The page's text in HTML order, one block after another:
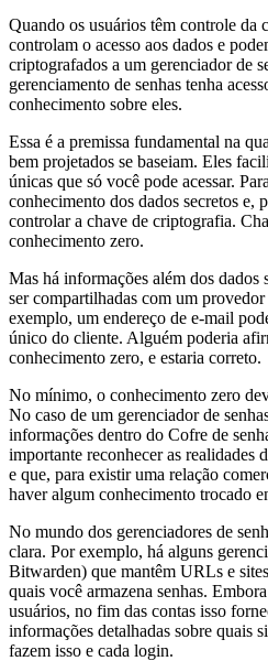
Quando os usuários têm controle da
controlam o acesso aos dados e
criptografados a um gerenciador de
gerenciamento de senhas tenha
conhecimento sobre eles.
Essa é a premissa fundamental na
bem projetados se baseiam. Eles
únicas que só você pode acessar.
conhecimento dos dados secretos e,
controlar a chave de criptografia.
conhecimento zero.
Mas há informações além dos dados
ser compartilhadas com um
exemplo, um endereço de e-mail
único do cliente. Alguém poderia
conhecimento zero, e estaria correto.
No mínimo, o conhecimento zero
No caso de um gerenciador de
informações dentro do Cofre de
importante reconhecer as realidades
e que, para existir uma relação
haver algum conhecimento trocado
No mundo dos gerenciadores de
clara. Por exemplo, há alguns
Bitwarden) que mantêm URLs e
quais você armazena senhas.
usuários, no fim das contas isso
informações detalhadas sobre quais
fazem isso e cada login.